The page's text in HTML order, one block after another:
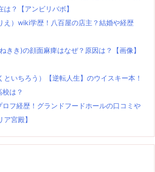
？【アンビリバボ】
え）wiki学歴！八百屋の店主？結婚や経歴
きき)の顔面麻痺はなぜ？原因は？【画像】
といちろう）【逆転人生】のウイスキー本！
は？
フ経歴！グランドフードホールの口コミや
宮殿】